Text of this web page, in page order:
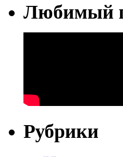
Любимый
Рубрики